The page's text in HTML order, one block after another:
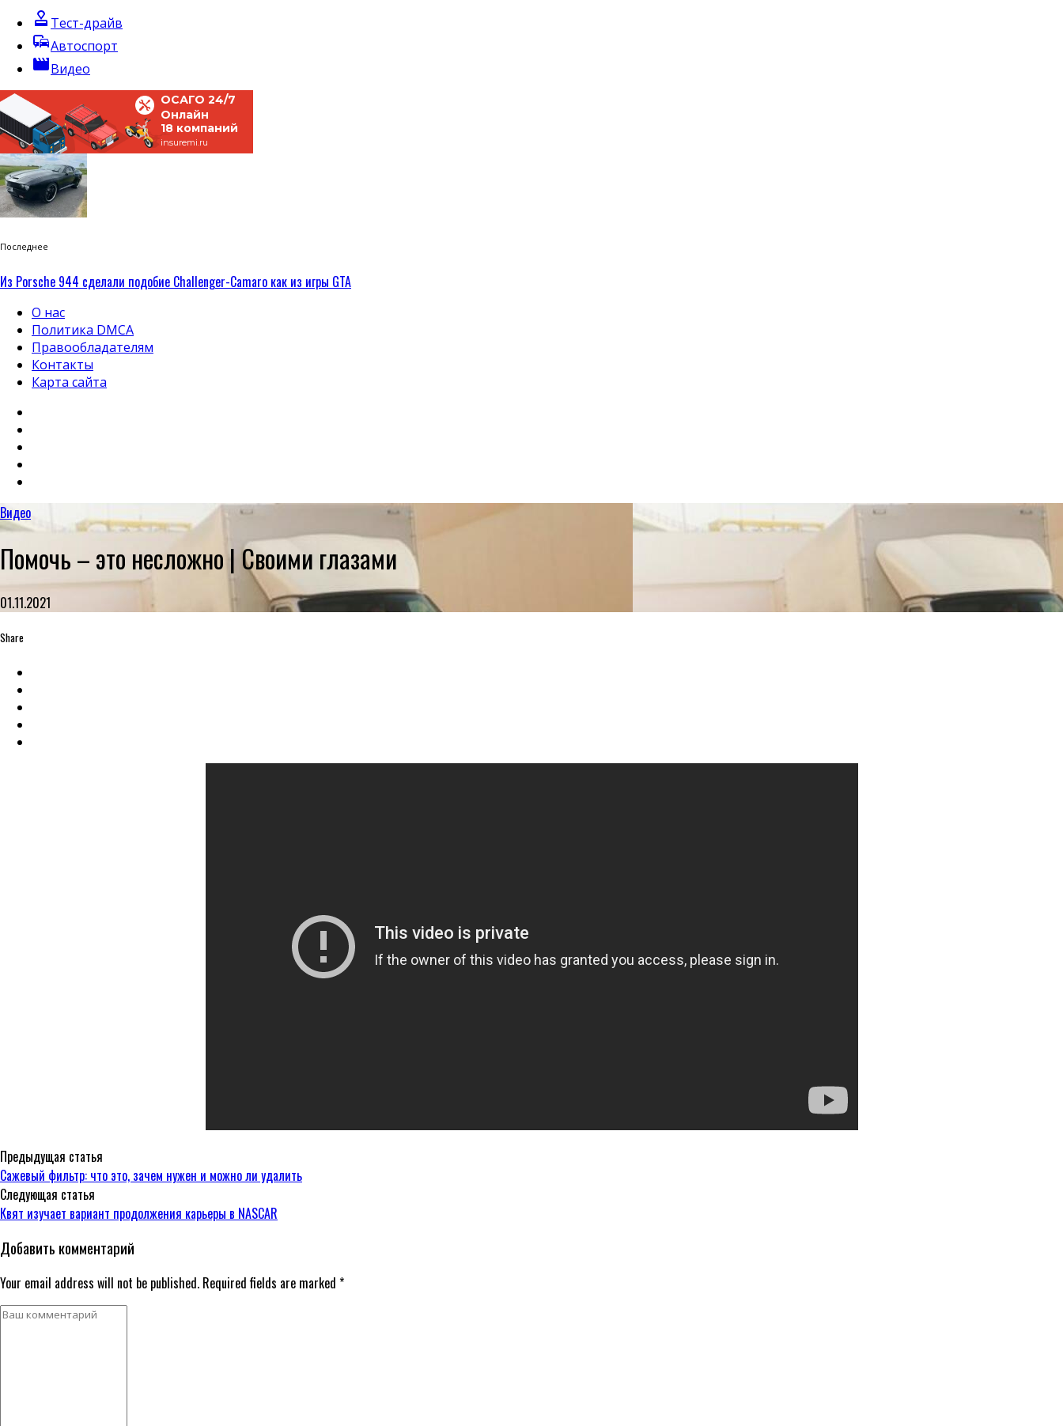
approval Тест-драйв
commuteАвтоспорт
movieВидео
ОСАГО 24/7
Онлайн
18 компаний
insuremi.ru
Последнее
Из Porsche 944 сделали подобие Challenger-Camaro как из игры GTA
О нас
Политика DMCA
Правообладателям
Контакты
Карта сайта
Видео
Помочь – это несложно | Своими глазами
01.11.2021
Share
Предыдущая статья
Сажевый фильтр: что это, зачем нужен и можно ли удалить
Следующая статья
Квят изучает вариант продолжения карьеры в NASCAR
Добавить комментарий
Your email address will not be published. Required fields are marked *